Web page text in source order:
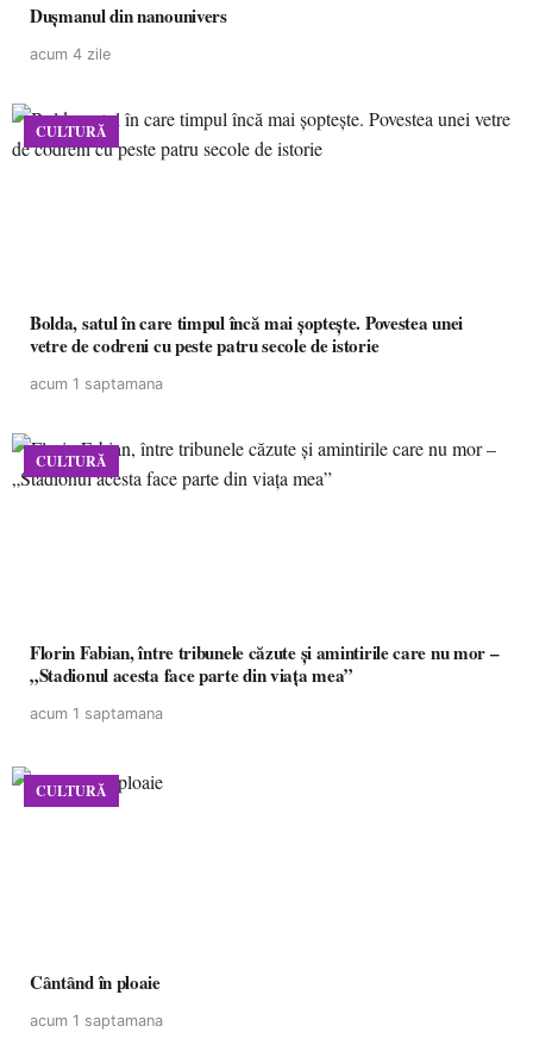
Dușmanul din nanounivers
acum 4 zile
CULTURĂ
Bolda, satul în care timpul încă mai șoptește. Povestea unei
vetre de codreni cu peste patru secole de istorie
acum 1 saptamana
CULTURĂ
Florin Fabian, între tribunele căzute și amintirile care nu mor –
„Stadionul acesta face parte din viața mea”
acum 1 saptamana
CULTURĂ
Cântând în ploaie
acum 1 saptamana